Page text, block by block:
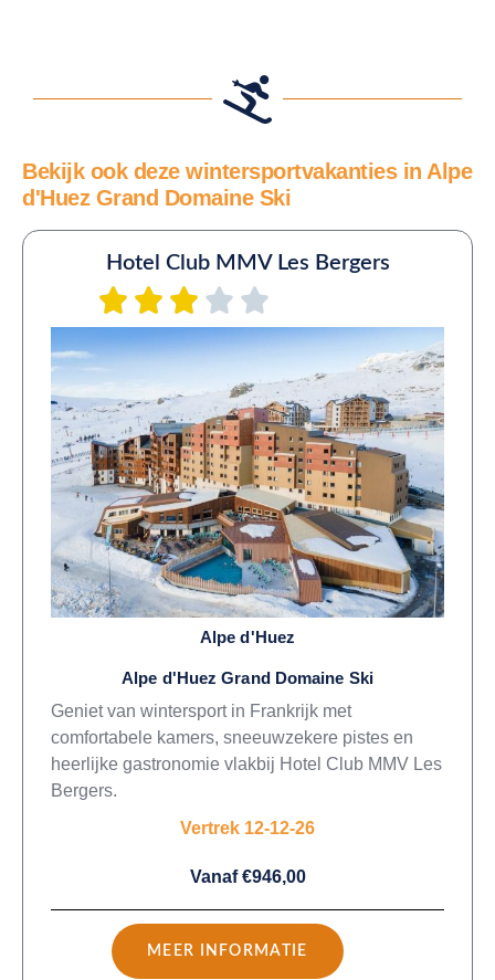
Bekijk ook deze wintersportvakanties in Alpe
d'Huez Grand Domaine Ski
Hotel Club MMV Les Bergers
Alpe d'Huez
Alpe d'Huez Grand Domaine Ski
Geniet van wintersport in Frankrijk met
comfortabele kamers, sneeuwzekere pistes en
heerlijke gastronomie vlakbij Hotel Club MMV Les
Bergers.
Vertrek 12-12-26
Vanaf €946,00
MEER INFORMATIE